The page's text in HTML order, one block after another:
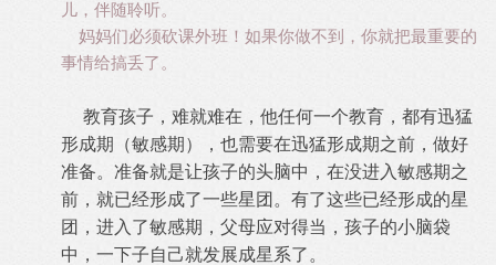
儿，伴随聆听。
妈妈们必须砍课外班！如果你做不到，你就把最重要的
事情给搞丢了。
教育孩子，难就难在，他任何一个教育，都有迅猛
形成期（敏感期），也需要在迅猛形成期之前，做好
准备。准备就是让孩子的头脑中，在没进入敏感期之
前，就已经形成了一些星团。有了这些已经形成的星
团，进入了敏感期，父母应对得当，孩子的小脑袋
中，一下子自己就发展成星系了。